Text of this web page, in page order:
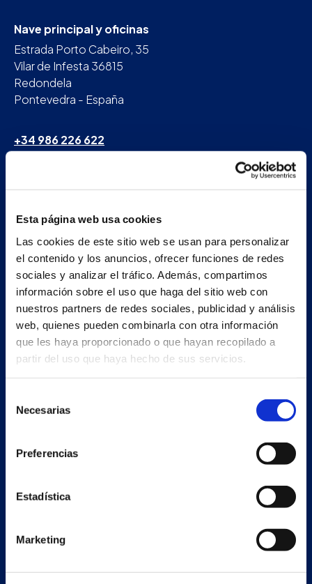
Esta página web usa cookies
Las cookies de este sitio web se usan para personalizar
el contenido y los anuncios, ofrecer funciones de redes
sociales y analizar el tráfico. Además, compartimos
información sobre el uso que haga del sitio web con
nuestros partners de redes sociales, publicidad y análisis
web, quienes pueden combinarla con otra información
que les haya proporcionado o que hayan recopilado a
partir del uso que haya hecho de sus servicios.
Necesarias
Preferencias
Estadística
Marketing
Nave principal y oficinas
Estrada Porto Cabeiro, 35
Vilar de Infesta 36815
Redondela
Pontevedra - España
+34 986 226 622
Estrada Porto Cabeiro, 68
Pontevedra - España